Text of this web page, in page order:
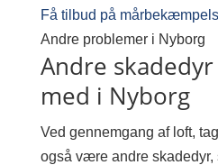
Få tilbud på
Andre problemer i Nyborg
Andre
med i Nyborg
Ved gennemgang af loft,
også være andre skadedyr,